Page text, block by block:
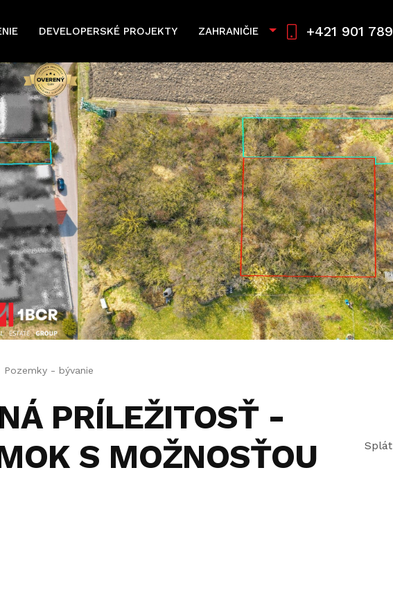
DEVELOPERSKÉ PROJEKTY ZAHRANIČIE +421 901
Pozemky - bývanie
PRÍLEŽITOSŤ -
S MOŽNOSŤOU